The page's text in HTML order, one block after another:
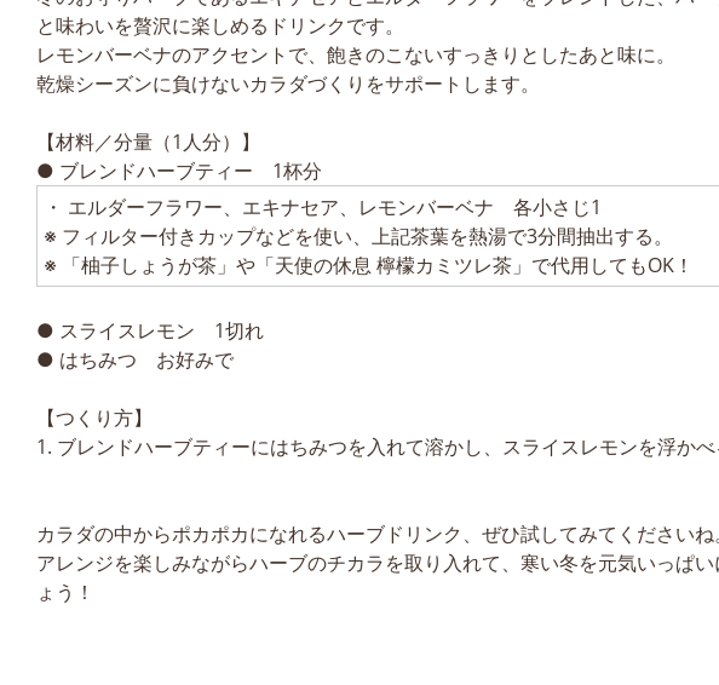
と味わいを贅沢に楽しめるドリンクです。
レモンバーベナのアクセントで、飽きのこないすっきりとしたあと味に。
乾燥シーズンに負けないカラダづくりをサポートします。
【材料／分量（1人分）】
● ブレンドハーブティー 1杯分
・ エルダーフラワー、エキナセア、レモンバーベナ 各小さじ1
※ フィルター付きカップなどを使い、上記茶葉を熱湯で3分間抽出する。
※ 「柚子しょうが茶」や「天使の休息 檸檬カミツレ茶」で代用してもOK！
● スライスレモン 1切れ
● はちみつ お好みで
【つくり方】
1. ブレンドハーブティーにはちみつを入れて溶かし、スライスレモンを浮か
カラダの中からポカポカになれるハーブドリンク、ぜひ試してみてくださいね
アレンジを楽しみながらハーブのチカラを取り入れて、寒い冬を元気いっぱ
ょう！